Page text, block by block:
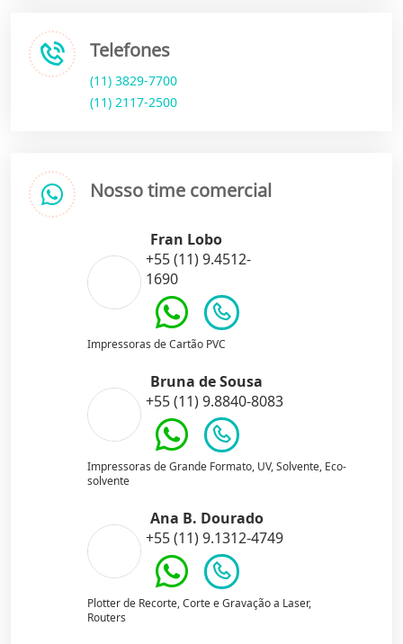
Telefones
(11) 3829-7700
(11) 2117-2500
Nosso time comercial
Fran Lobo
+55 (11) 9.4512-
1690
Impressoras de Cartão PVC
Bruna de Sousa
+55 (11) 9.8840-8083
Impressoras de Grande Formato, UV, Solvente, Eco-
solvente
Ana B. Dourado
+55 (11) 9.1312-4749
Plotter de Recorte, Corte e Gravação a Laser,
Routers